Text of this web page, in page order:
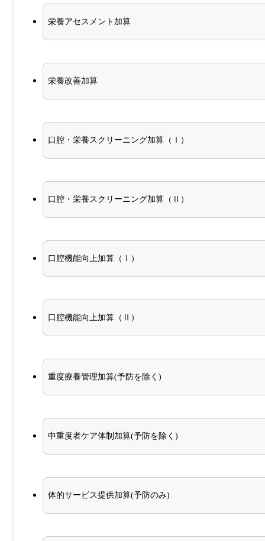
栄養アセスメント加算
栄養改善加算
口腔・栄養スクリーニング加算（Ⅰ）
口腔・栄養スクリーニング加算（Ⅱ）
口腔機能向上加算（Ⅰ）
口腔機能向上加算（Ⅱ）
重度療養管理加算(予防を除く)
中重度者ケア体制加算(予防を除く)
体的サービス提供加算(予防のみ)